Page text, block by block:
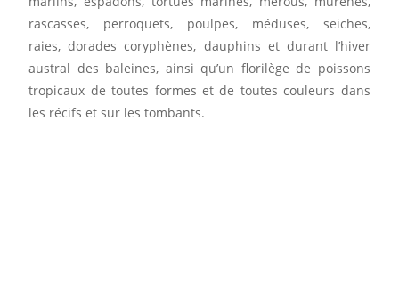
rascasses, perroquets, poulpes, méduses, seiches,
raies, dorades coryphènes, dauphins et durant l’hiver
austral des baleines, ainsi qu’un florilège de poissons
tropicaux de toutes formes et de toutes couleurs dans
les récifs et sur les tombants.